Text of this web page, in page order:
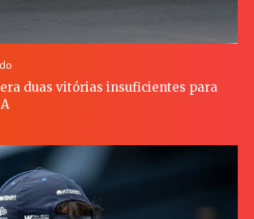
duas vitórias insuficientes para